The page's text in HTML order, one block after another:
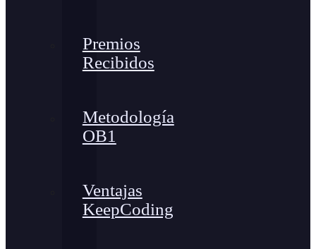
Premios
Recibidos
Metodología
OB1
Ventajas
KeepCoding